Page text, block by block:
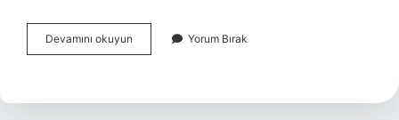
Devamını okuyun
Bayrağı
Bayrağı
Yorum Bırak